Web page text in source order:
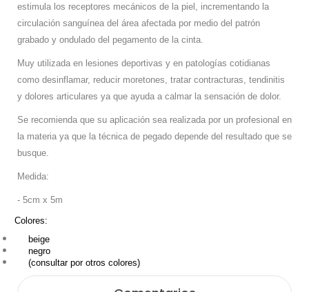
estimula los receptores mecánicos de la piel, incrementando la
circulación sanguínea del área afectada por medio del patrón
grabado y ondulado del pegamento de la cinta.
Muy utilizada en lesiones deportivas y en patologías cotidianas
como desinflamar, reducir moretones, tratar contracturas, tendinitis
y dolores articulares ya que ayuda a calmar la sensación de dolor.
Se recomienda que su aplicación sea realizada por un profesional en
la materia ya que la técnica de pegado depende del resultado que se
busque.
Medida:
- 5cm x 5m
Colores:
beige
negro
(consultar por otros colores)